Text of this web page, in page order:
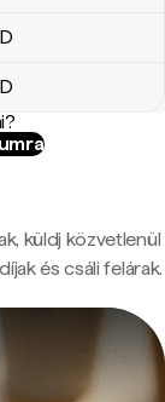
küldj közvetlenül
és csáli felárak.